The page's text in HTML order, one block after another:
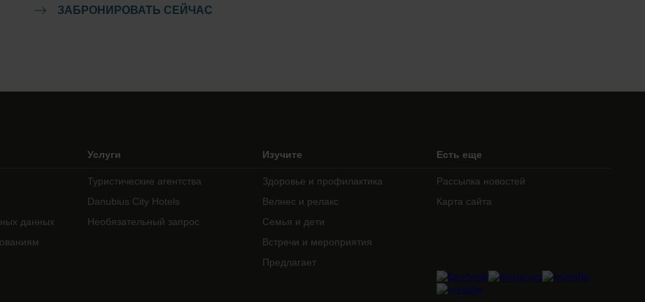
ЗАБРОНИРОВАТЬ СЕЙЧАС
данных
Услуги
Туристические агентства
Danubius City Hotels
Необязательный запрос
Изучите
Здоровье и профилактика
Велнес и релакс
Семья и дети
Встречи и мероприятия
Предлагает
Есть еще
Рассылка новостей
Карта сайта